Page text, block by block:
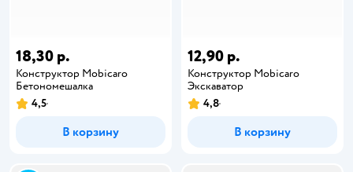
18,30 р.
Конструктор Mobicaro
Бетономешалка
4,5
В корзину
12,90 р.
Конструктор Mobicaro
Экскаватор
4,8
В корзину